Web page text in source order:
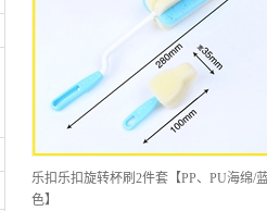
乐扣乐扣旋转杯刷2件套【PP、PU海绵/
色】